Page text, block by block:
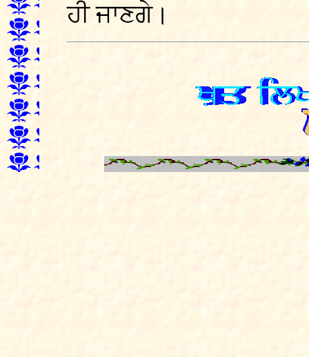
ਹੀ ਜਾਣਗੇ।